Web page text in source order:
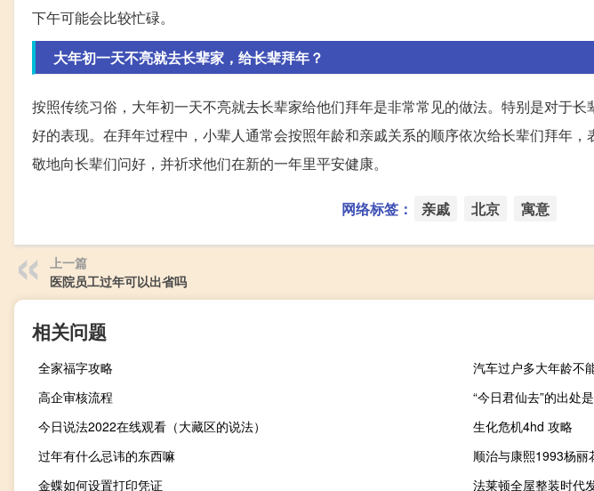
下午可能会比较忙碌。
大年初一天不亮就去长辈家，给长辈拜年？
按照传统习俗，大年初一天不亮就去长辈家给他们拜年是非常常见的做法。特别是对于
好的表现。在拜年过程中，小辈人通常会按照年龄和亲戚关系的顺序依次给长辈们拜年
敬地向长辈们问好，并祈求他们在新的一年里平安健康。
网络标签： 亲戚 北京 寓意
上一篇
医院员工过年可以出省吗
相关问题
全家福字攻略
汽车过户多大年龄不
高企审核流程
“今日君仙去”的出处
今日说法2022在线观看（大藏区的说法）
生化危机4hd 攻略
过年有什么忌讳的东西嘛
顺治与康熙1993杨丽
金蝶如何设置打印凭证
法莱顿全屋整装时代